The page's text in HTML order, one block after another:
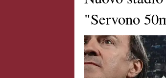
"Servono